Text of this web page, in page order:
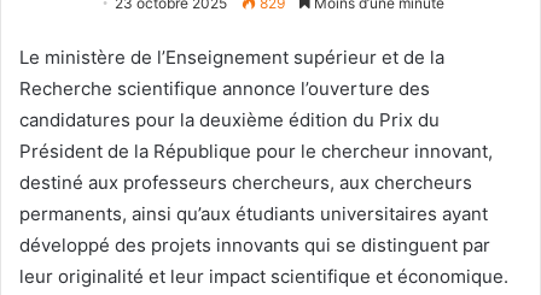
Le ministère de l’Enseignement supérieur et de la
Recherche scientifique annonce l’ouverture des
candidatures pour la deuxième édition du Prix du
Président de la République pour le chercheur innovant,
destiné aux professeurs chercheurs, aux chercheurs
permanents, ainsi qu’aux étudiants universitaires ayant
développé des projets innovants qui se distinguent par
leur originalité et leur impact scientifique et économique.